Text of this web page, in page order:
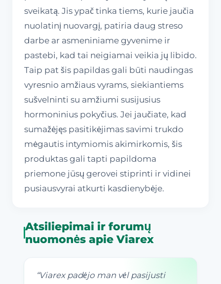
sveikatą. Jis ypač tinka tiems, kurie jaučia
nuolatinį nuovargį, patiria daug streso
darbe ar asmeniniame gyvenime ir
pastebi, kad tai neigiamai veikia jų libido.
Taip pat šis papildas gali būti naudingas
vyresnio amžiaus vyrams, siekiantiems
sušvelninti su amžiumi susijusius
hormoninius pokyčius. Jei jaučiate, kad
sumažėjęs pasitikėjimas savimi trukdo
mėgautis intymiomis akimirkomis, šis
produktas gali tapti papildoma
priemone jūsų gerovei stiprinti ir vidinei
pusiausvyrai atkurti kasdienybėje.
Atsiliepimai ir forumų
nuomonės apie Viarex
“Viarex padėjo man vėl pasijusti